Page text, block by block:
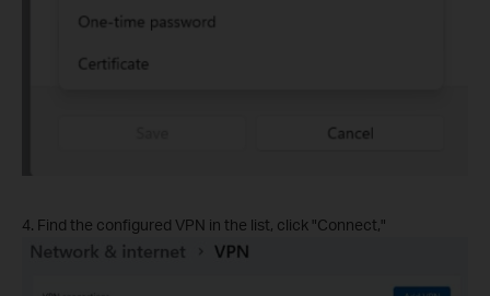
4. Find the configured VPN in the list, click "Connect,"